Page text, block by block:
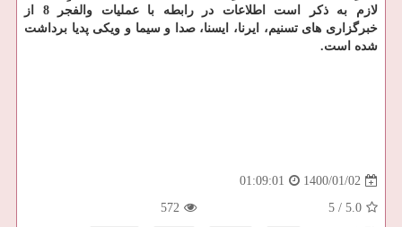
لازم به ذکر است اطلاعات در رابطه با عملیات والفجر 8 از
خبرگزاری های تسنیم، ایرنا، ایسنا، صدا و سیما و ویکی پدیا برداشت
شده است.
1400/01/02
01:09:01
5.0
/
5
572